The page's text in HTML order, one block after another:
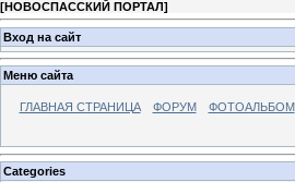
[НОВОСПАССКИЙ ПОРТАЛ]
Вход на сайт
Меню сайта
ГЛАВНАЯ СТРАНИЦА ФОРУМ ФОТОАЛЬБОМ
Categories